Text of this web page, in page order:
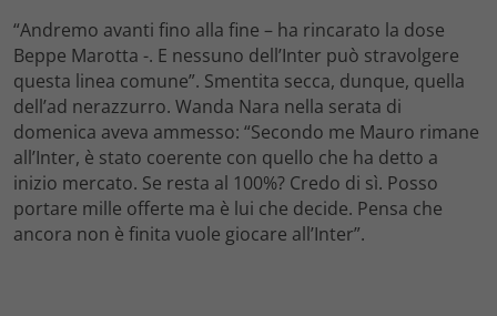
“Andremo avanti fino alla fine – ha rincarato la dose
Beppe Marotta -. E nessuno dell’Inter può stravolgere
questa linea comune”. Smentita secca, dunque, quella
dell’ad nerazzurro. Wanda Nara nella serata di
domenica aveva ammesso: “Secondo me Mauro rimane
all’Inter, è stato coerente con quello che ha detto a
inizio mercato. Se resta al 100%? Credo di sì. Posso
portare mille offerte ma è lui che decide. Pensa che
ancora non è finita vuole giocare all’Inter”.